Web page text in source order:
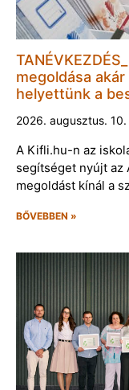
megoldása
helyettünk a
2026. augusztus.
A Kifli.hu-n az
segítséget nyújt az
megoldást kínál a
BŐVEBBEN »